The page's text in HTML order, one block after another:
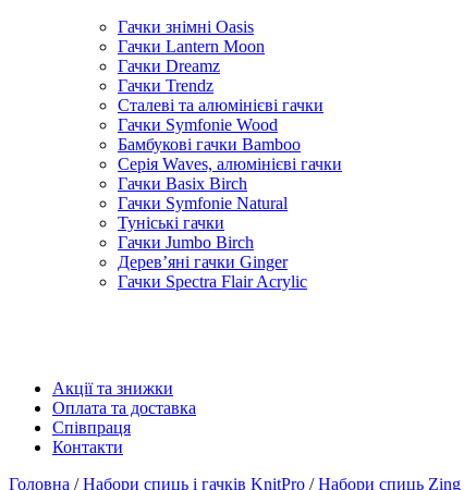
Гачки знімні Oasis
Гачки Lantern Moon
Гачки Dreamz
Гачки Trendz
Сталеві та алюмінієві гачки
Гачки Symfonie Wood
Бамбукові гачки Bamboo
Серія Waves, алюмінієві гачки
Гачки Basix Birch
Гачки Symfonie Natural
Туніські гачки
Гачки Jumbo Birch
Дерев’яні гачки Ginger
Гачки Spectra Flair Acrylic
Акції та знижки
Оплата та доставка
Співпраця
Контакти
Головна /Набори спиць і гачків KnitPro /Набори спиць Zing